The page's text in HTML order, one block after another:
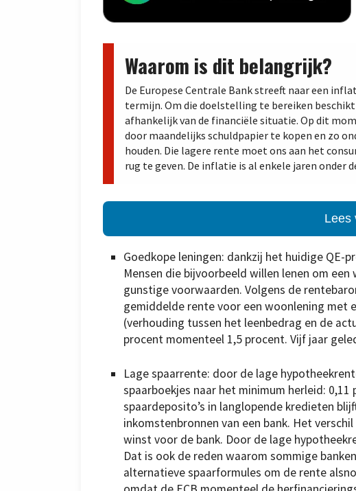
Waarom is dit belangrijk?
De Europese Centrale Bank streeft naar een
termijn. Om die doelstelling te bereiken
afhankelijk van de financiële situatie. Op dit
door maandelijks schuldpapier te kopen en zo
houden. Die lagere rente moet ons aan het
rug te geven. De inflatie is al enkele jaren onder
Lees
Goedkope leningen: dankzij het huidige QE-
Mensen die bijvoorbeeld willen lenen om
gunstige voorwaarden. Volgens de
gemiddelde rente voor een woonlening met
(verhouding tussen het leenbedrag en de
procent momenteel 1,5 procent. Vijf jaar
Lage spaarrente: door de lage
spaarboekjes naar het minimum herleid:
spaardeposito’s in langlopende kredieten
inkomstenbronnen van een bank. Het
winst voor de bank. Door de lage
Dat is ook de reden waarom sommige
alternatieve spaarformules om de rente